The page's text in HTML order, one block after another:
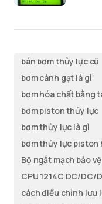
bán bơm thủy lực cũ
bơm cánh gạt là gì
bơm hóa chất bằng
bơm piston thủy lực
bơm thủy lực là gì
bơm thủy lực
Bộ ngắt mạch bảo
CPU 1214C DC/DC/
cách điều chỉnh lưu